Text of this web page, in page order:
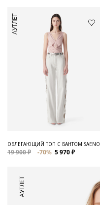
АУТЛЕТ
ОБЛЕГАЮЩИЙ ТОП С БАНТОМ SAENO
19 900 ₽ -70% 5 970 ₽
АУТЛЕТ